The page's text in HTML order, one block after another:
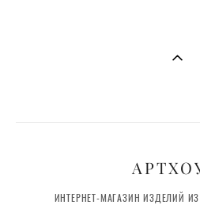
ИНТЕРНЕТ-МАГАЗИН ИЗДЕЛИЙ